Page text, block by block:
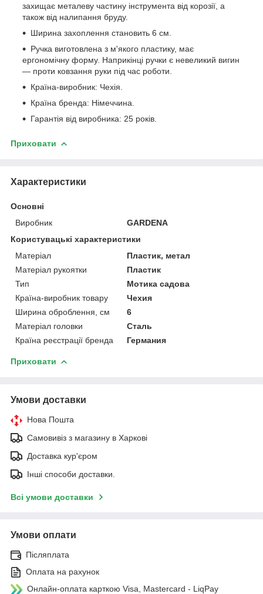
захищає металеву частину інструмента від корозії, а
також від налипання бруду.
Ширина захоплення становить 6 см.
Ручка виготовлена з м'якого пластику, має
ергономічну форму. Наприкінці ручки є невеликий вигин
— проти ковзання руки під час роботи.
Країна-виробник: Чехія.
Країна бренда: Німеччина.
Гарантія від виробника: 25 років.
Приховати
Характеристики
Основні
Виробник
GARDENA
Користувацькі характеристики
Матеріал
Пластик, метал
Матеріал рукоятки
Пластик
Тип
Мотика садова
Країна-виробник товару
Чехия
Ширина оброблення, см
6
Матеріал головки
Сталь
Країна реєстрації бренда
Германия
Приховати
Умови доставки
Нова Пошта
Самовивіз з магазину в Харкові
Доставка кур'єром
Інші способи доставки.
Всі умови доставки
Умови оплати
Післяплата
Оплата на рахунок
Онлайн-оплата карткою Visa, Mastercard - LiqPay